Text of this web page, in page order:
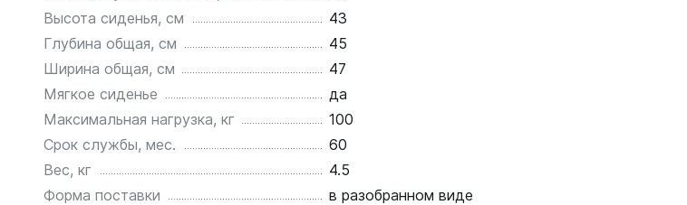
Высота сиденья, см
43
Глубина общая, см
45
Ширина общая, см
47
Мягкое сиденье
да
Максимальная нагрузка, кг
100
Срок службы, мес.
60
Вес, кг
4.5
Форма поставки
в разобранном виде